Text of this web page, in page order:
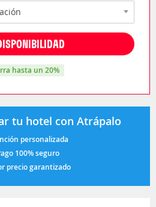
hasta un 20%
tu hotel con Atrápalo
personalizada
100% seguro
precio garantizado